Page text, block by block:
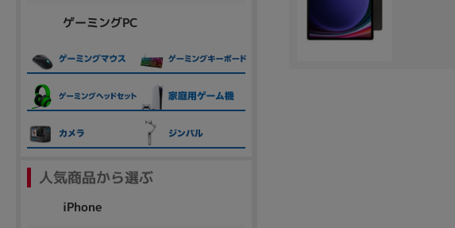
ゲーミングPC
人気商品から選ぶ
iPhone
円 ～
各項目のチェックボックスは「or検索」となります。